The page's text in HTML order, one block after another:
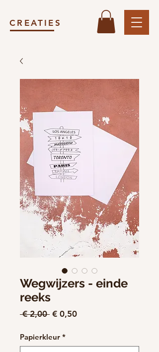
CREATIES
Wegwijzers - einde
reeks
€ 2,00 Normale
€ 0,50Verkoopprijs
Papierkleur *